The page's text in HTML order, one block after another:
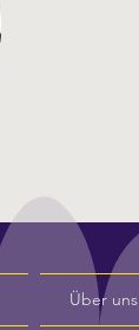
Über uns